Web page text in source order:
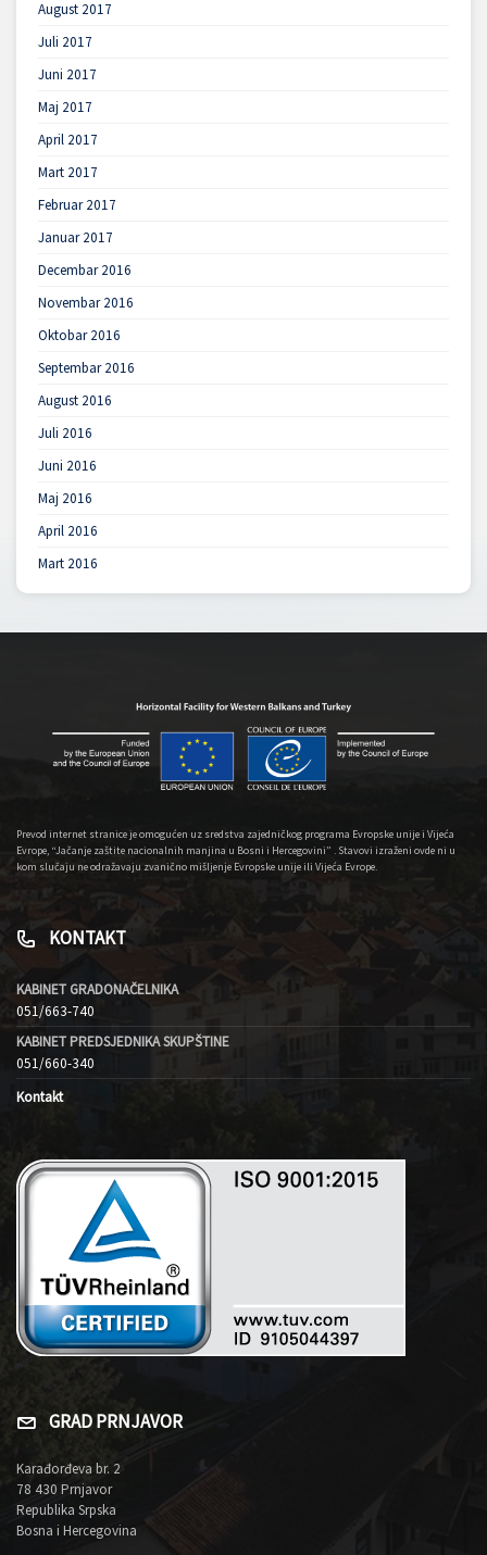
August 2017
Juli 2017
Juni 2017
Maj 2017
April 2017
Mart 2017
Februar 2017
Januar 2017
Decembar 2016
Novembar 2016
Oktobar 2016
Septembar 2016
August 2016
Juli 2016
Juni 2016
Maj 2016
April 2016
Mart 2016
Prevod internet stranice je omogućen uz sredstva zajedničkog programa Evropske unije i Vijeća
Evrope, “Jačanje zaštite nacionalnih manjina u Bosni i Hercegovini” . Stavovi izraženi ovde ni u
kom slučaju ne odražavaju zvanično mišljenje Evropske unije ili Vijeća Evrope.
KONTAKT
KABINET GRADONAČELNIKA
051/663-740
KABINET PREDSJEDNIKA SKUPŠTINE
051/660-340
Kontakt
GRAD PRNJAVOR
Karađorđeva br. 2
78 430 Prnjavor
Republika Srpska
Bosna i Hercegovina